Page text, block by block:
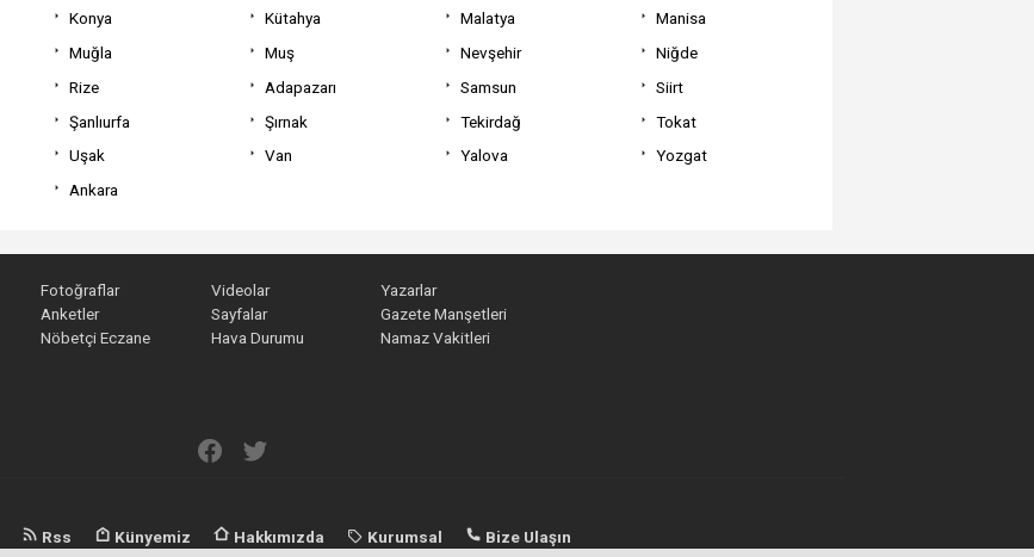
Konya Kütahya Malatya
Manisa
Muğla Muş Nevşehir
Niğde
Rize Adapazarı Samsun
Siirt
Şanlıurfa Şırnak Tekirdağ
Tokat
Uşak Van Yalova
Yozgat
Ankara
Fotoğraflar Videolar
Yazarlar
Anketler
Sayfalar
Gazete Manşetleri
Nöbetçi Eczane
Hava Durumu Namaz Vakitleri
Rss Künyemiz Hakkımızda Kurumsal Bize Ulaşın